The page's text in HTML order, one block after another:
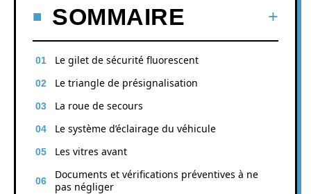
SOMMAIRE
Le gilet de sécurité fluorescent
Le triangle de présignalisation
La roue de secours
Le système d’éclairage du véhicule
Les vitres avant
Documents et vérifications préventives à ne
pas négliger